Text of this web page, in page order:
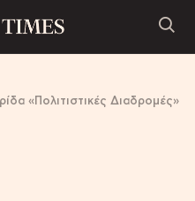
«Πολιτιστικές Διαδρομές»